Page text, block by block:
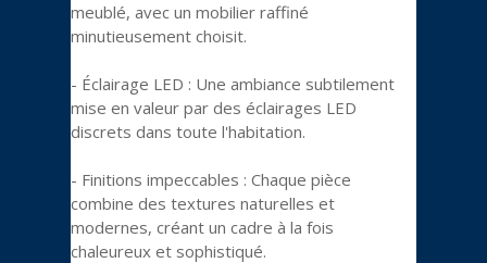
meublé, avec un mobilier raffiné
minutieusement choisit.
- Éclairage LED : Une ambiance subtilement
mise en valeur par des éclairages LED
discrets dans toute l'habitation.
- Finitions impeccables : Chaque pièce
combine des textures naturelles et
modernes, créant un cadre à la fois
chaleureux et sophistiqué.